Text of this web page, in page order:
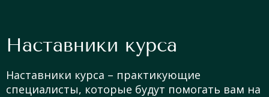
Техники проведения процедуры
Нос
Наставники курса
Наставники курса – практикующие
специалисты, которые будут помогать вам на